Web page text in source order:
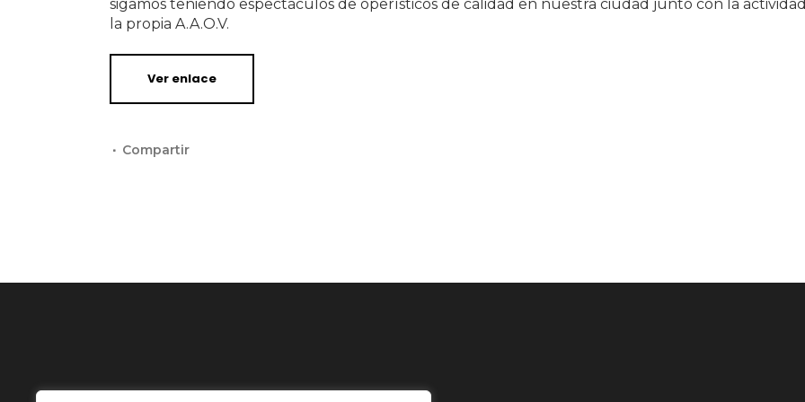
sigamos teniendo espectáculos de operísticos de calidad en nuestra ciudad junto con la
la propia A.A.O.V.
Ver enlace